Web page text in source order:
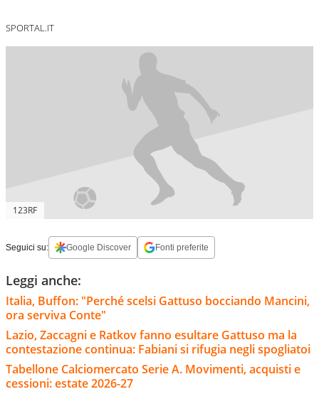
SPORTAL.IT
123RF
Seguici su: Google Discover Fonti preferite
Leggi anche:
Italia, Buffon: "Perché scelsi Gattuso bocciando Mancini,
ora serviva Conte"
Lazio, Zaccagni e Ratkov fanno esultare Gattuso ma la
contestazione continua: Fabiani si rifugia negli spogliatoi
Tabellone Calciomercato Serie A. Movimenti, acquisti e
cessioni: estate 2026-27